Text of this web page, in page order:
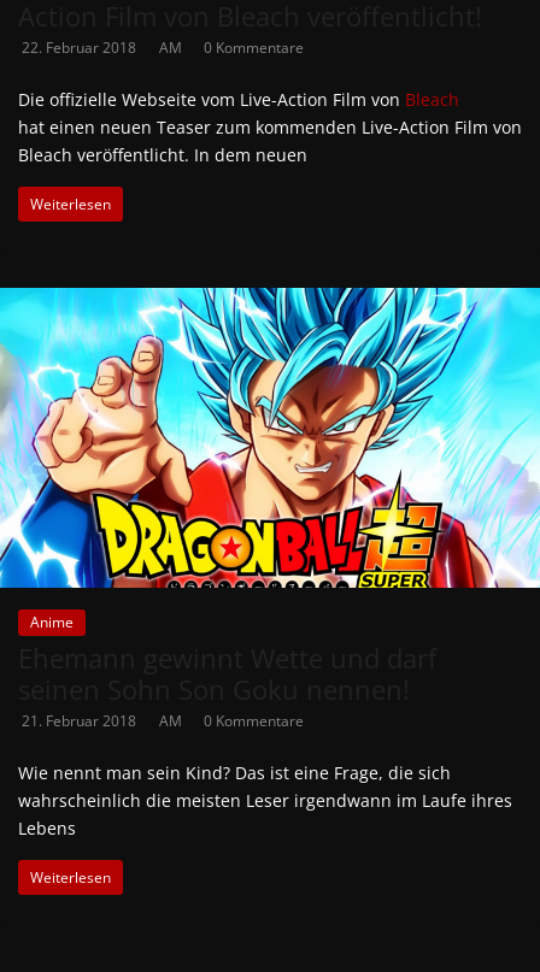
22. Februar 2018 AM 0 Kommentare
Die offizielle Webseite vom Live-Action Film von Bleach
hat einen neuen Teaser zum kommenden Live-Action Film von
Bleach veröffentlicht. In dem neuen
Weiterlesen
Anime
21. Februar 2018 AM 0 Kommentare
Wie nennt man sein Kind? Das ist eine Frage, die sich
wahrscheinlich die meisten Leser irgendwann im Laufe ihres
Lebens
Weiterlesen